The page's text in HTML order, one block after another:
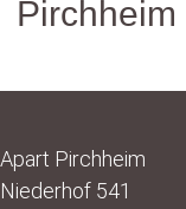
Apart Pirchheim
Niederhof 541